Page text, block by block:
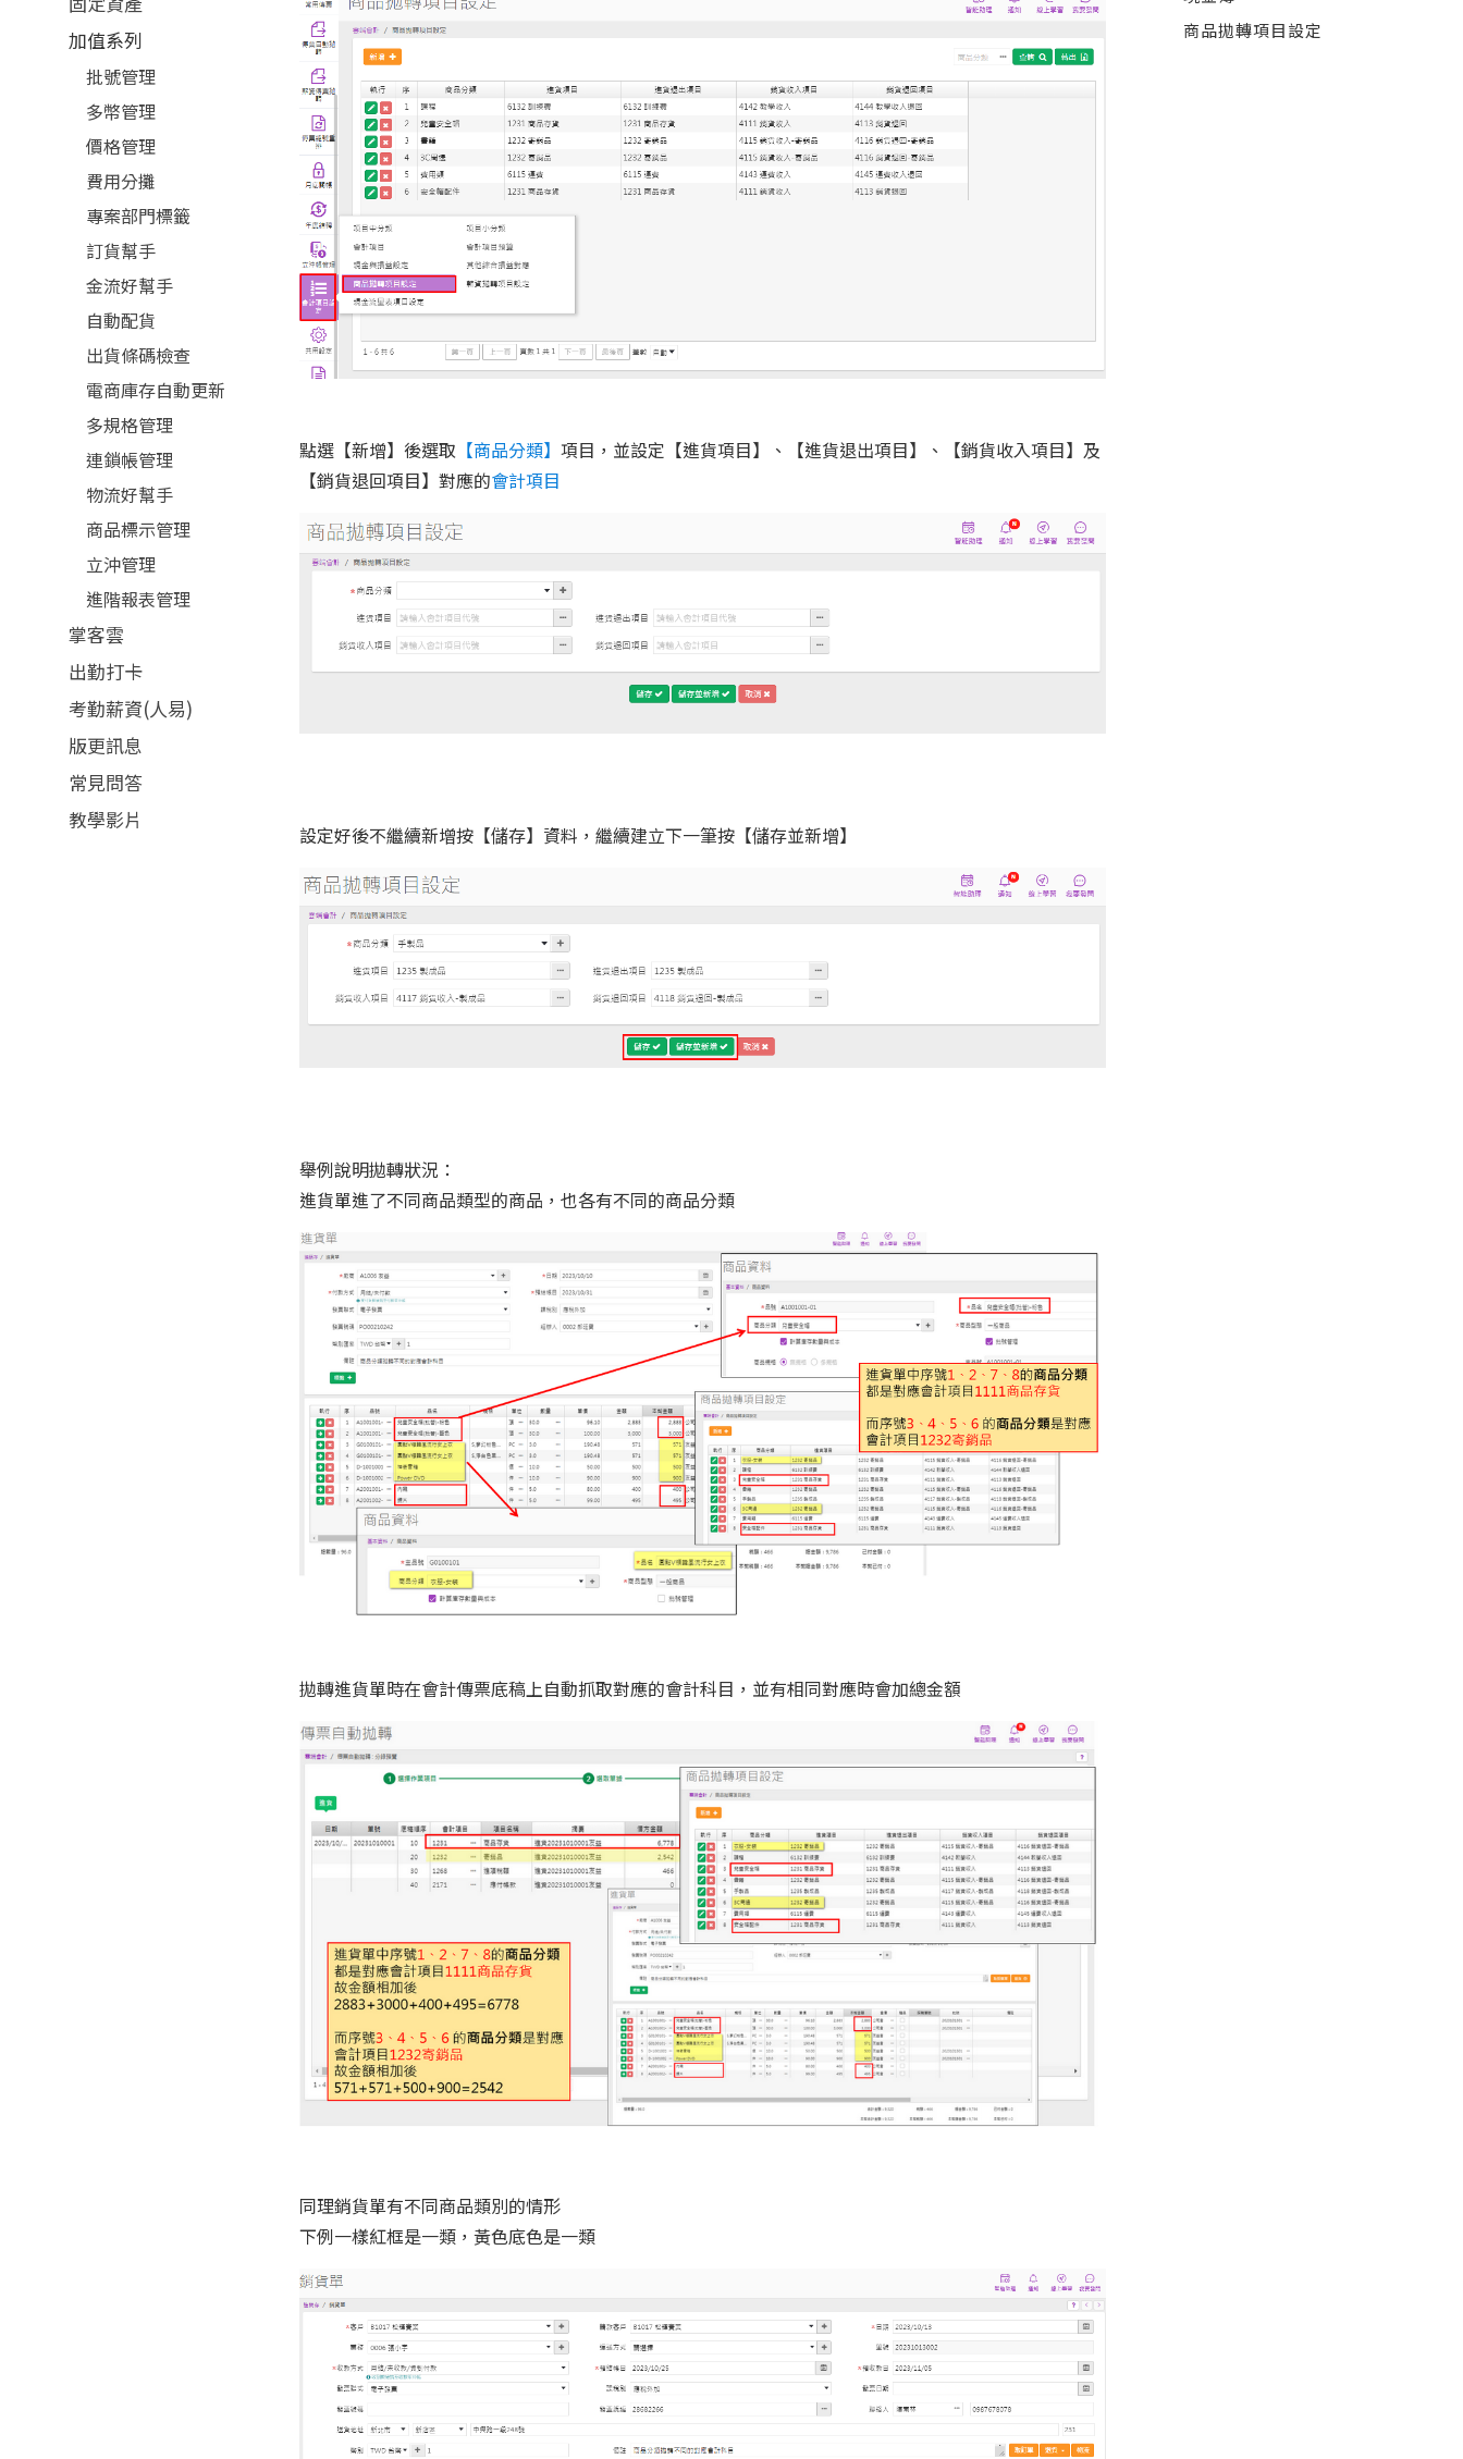
加值系列
批號管理
多幣管理
價格管理
費用分攤
專案部門標籤
訂貨幫手
金流好幫手
自動配貨
出貨條碼檢查
電商庫存自動更新
多規格管理
連鎖帳管理
物流好幫手
商品標示管理
立沖管理
進階報表管理
掌客雲
出勤打卡
考勤薪資(人易)
版更訊息
常見問答
教學影片
點選【新增】後選取 【商品分類】項目，並設定【進貨項目】、【進貨退出項目】、【銷貨收入項目】及
【銷貨退回項目】對應的會計項目
設定好後不繼續新增按【儲存】資料，繼續建立下一筆按【儲存並新增】
舉例說明拋轉狀況：
進貨單進了不同商品類型的商品，也各有不同的商品分類
拋轉進貨單時在會計傳票底稿上自動抓取對應的會計科目，並有相同對應時會加總金額
同理銷貨單有不同商品類別的情形
下例一樣紅框是一類，黃色底色是一類
商品拋轉項目設定